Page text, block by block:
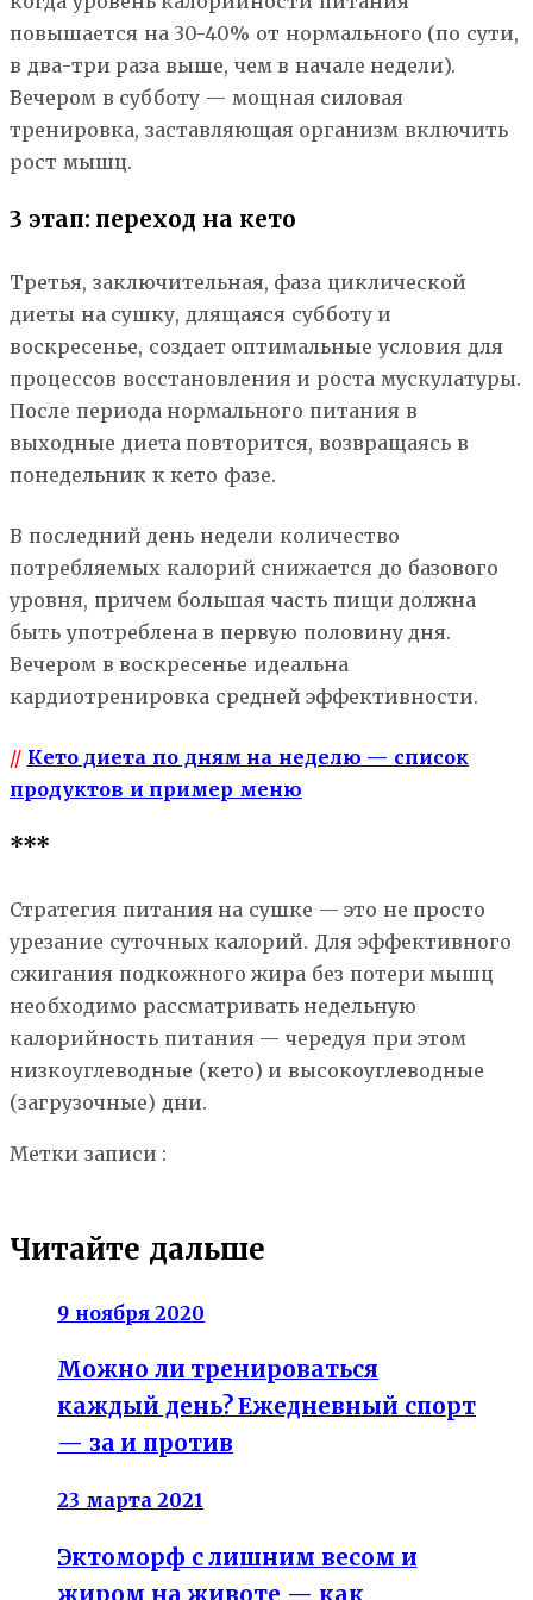
повышается на 30-40% от нормального (по сути,
в два-три раза выше, чем в начале недели).
Вечером в субботу — мощная силовая
тренировка, заставляющая организм включить
рост мышц.
3 этап: переход на кето
Третья, заключительная, фаза циклической
диеты на сушку, длящаяся субботу и
воскресенье, создает оптимальные условия для
процессов восстановления и роста мускулатуры.
После периода нормального питания в
выходные диета повторится, возвращаясь в
понедельник к кето фазе.
В последний день недели количество
потребляемых калорий снижается до базового
уровня, причем большая часть пищи должна
быть употреблена в первую половину дня.
Вечером в воскресенье идеальна
кардиотренировка средней эффективности.
// Кето диета по дням на неделю — список
продуктов и пример меню
***
Стратегия питания на сушке — это не просто
урезание суточных калорий. Для эффективного
сжигания подкожного жира без потери мышц
необходимо рассматривать недельную
калорийность питания — чередуя при этом
низкоуглеводные (кето) и высокоуглеводные
(загрузочные) дни.
Метки записи :
Читайте дальше
9 ноября 2020
Можно ли тренироваться
каждый день? Ежедневный спорт
— за и против
23 марта 2021
Эктоморф с лишним весом и
жиром на животе — как